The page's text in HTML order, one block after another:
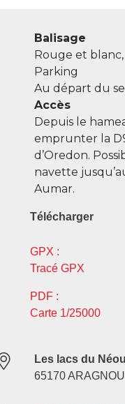
Balisage
Rouge et
Parking
Au départ du
Accès
Depuis le
emprunter la
d’Oredon.
navette
Aumar.
Télécharger
GPX :
Tracé GPX
PDF :
Carte 1/25000
Les lacs du
65170